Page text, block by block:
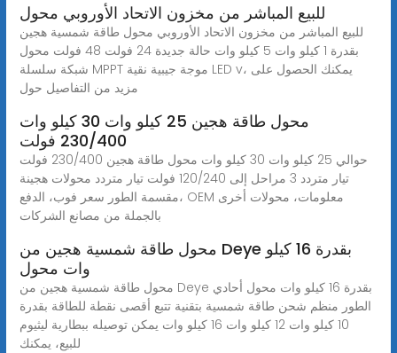
للبيع المباشر من مخزون الاتحاد الأوروبي محول
للبيع المباشر من مخزون الاتحاد الأوروبي محول طاقة شمسية هجين
بقدرة 1 كيلو وات 5 كيلو وات حالة جديدة 24 فولت 48 فولت محول
شبكة سلسلة MPPT موجة جيبية نقية LED v، يمكنك الحصول على
مزيد من التفاصيل حول
محول طاقة هجين 25 كيلو وات 30 كيلو وات
230/400 فولت
حوالي 25 كيلو وات 30 كيلو وات محول طاقة هجين 230/400 فولت
تيار متردد 3 مراحل إلى 120/240 فولت تيار متردد محولات هجينة
مقسمة الطور سعر فوب، الدفع، OEM معلومات، محولات أخرى
بالجملة من مصانع الشركات
محول طاقة شمسية هجين من Deye بقدرة 16 كيلو
وات محول
محول طاقة شمسية هجين من Deye بقدرة 16 كيلو وات محول أحادي
الطور منظم شحن طاقة شمسية بتقنية تتبع أقصى نقطة للطاقة بقدرة
10 كيلو وات 12 كيلو وات 16 كيلو وات يمكن توصيله ببطارية ليثيوم
للبيع، يمكنك